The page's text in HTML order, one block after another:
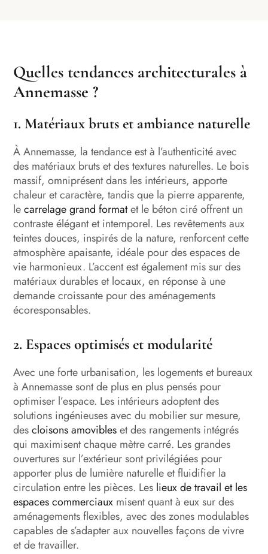
Quelles tendances architecturales à
Annemasse ?
1. Matériaux bruts et ambiance naturelle
À Annemasse, la tendance est à l’authenticité avec
des matériaux bruts et des textures naturelles. Le bois
massif, omniprésent dans les intérieurs, apporte
chaleur et caractère, tandis que la pierre apparente,
lecarrelage grand formatet le béton ciré offrent un
contraste élégant et intemporel. Les revêtements aux
teintes douces, inspirés de la nature, renforcent cette
atmosphère apaisante, idéale pour des espaces de
vie harmonieux. L’accent est également mis sur des
matériaux durables et locaux, en réponse à une
demande croissante pour des aménagements
écoresponsables.
2. Espaces optimisés et modularité
Avec une forte urbanisation, les logements et bureaux
à Annemasse sont de plus en plus pensés pour
optimiser l’espace. Les intérieurs adoptent des
solutions ingénieuses avec du mobilier sur mesure,
descloisons amovibleset des rangements intégrés
qui maximisent chaque mètre carré. Les grandes
ouvertures sur l’extérieur sont privilégiées pour
apporter plus de lumière naturelle et fluidifier la
circulation entre les pièces. Les lieux de travail et les
espaces commerciaux misent quant à eux sur des
aménagements flexibles, avec des zones modulables
capables de s’adapter aux nouvelles façons de vivre
et de travailler.